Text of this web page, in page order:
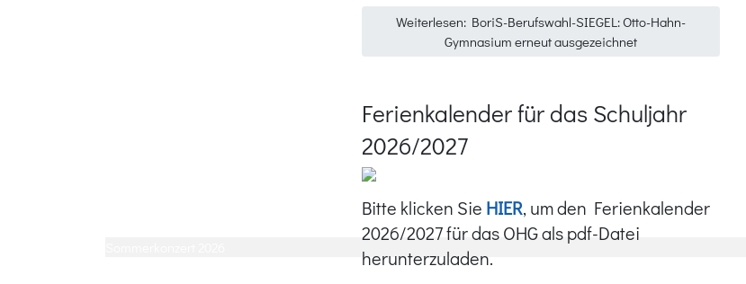
Weiterlesen: BoriS-Berufswahl-SIEGEL: Otto-Hahn-
Gymnasium erneut ausgezeichnet
Ferienkalender für das Schuljahr
2026/2027
Bitte klicken Sie HIER, um den Ferienkalender
2026/2027 für das OHG als pdf-Datei
herunterzuladen.